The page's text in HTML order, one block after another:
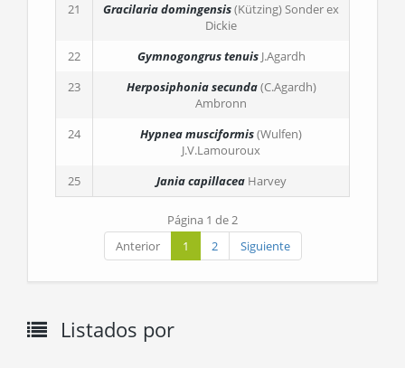
21
Gracilaria domingensis(Kützing) Sonder ex
Dickie
22
Gymnogongrus tenuis J.Agardh
23
Herposiphonia secunda(C.Agardh)
Ambronn
24
Hypnea musciformis(Wulfen)
J.V.Lamouroux
25
Jania capillacea Harvey
Página 1 de 2
Anterior
1 2 Siguiente
Listados por